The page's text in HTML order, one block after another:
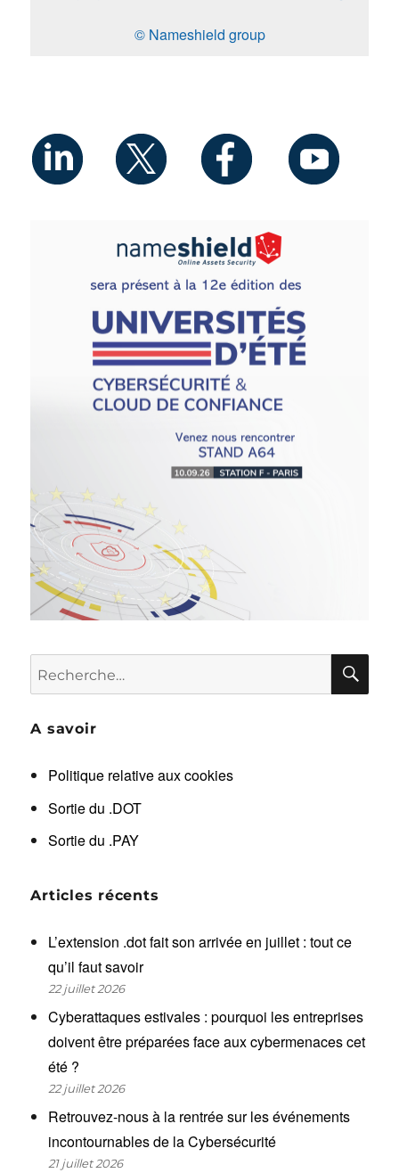
© Nameshield group
Recherche
pour :
A savoir
Politique relative aux cookies
Sortie du .DOT
Sortie du .PAY
Articles récents
L’extension .dot fait son arrivée en juillet : tout ce
qu’il faut savoir
22 juillet 2026
Cyberattaques estivales : pourquoi les entreprises
doivent être préparées face aux cybermenaces cet
été ?
22 juillet 2026
Retrouvez-nous à la rentrée sur les événements
incontournables de la Cybersécurité
21 juillet 2026